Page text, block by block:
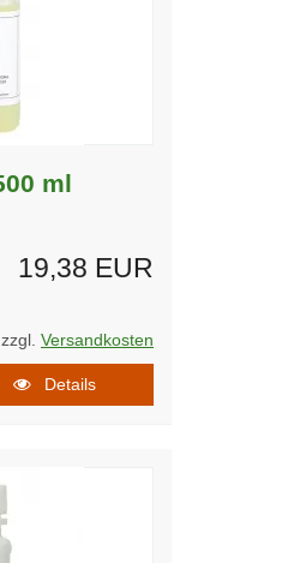
ml
19,38 EUR
Versandkosten
Details